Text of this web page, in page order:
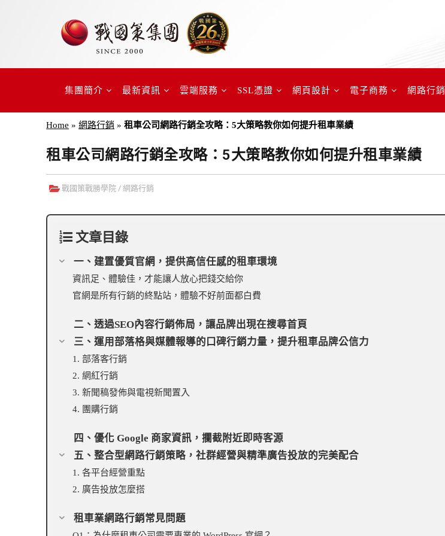
集團簡介 最新資訊 雲端服務 SSL憑證 網頁設計 電子商務 網路行銷
Home »網路行銷 »租車公司網路行銷全攻略：5大策略教你如何提升租車業績
租車公司網路行銷全攻略：5大策略教你如何提升租車業績
戰國策戰勝學院 /網路行銷
文章目錄
一、建置優質官網，提供高信任感的租車環境
資訊足、體驗佳，才能讓人放心把錢交給你
官網是所有行銷的終點站，體驗不好前面都白費
二、透過SEO內容行銷佈局，讓品牌出現在搜尋首頁
三、運用部落格與媒體報導的口碑行銷力量，提升租車品牌公信力
1. 部落客行銷
2. 網紅行銷
3. 新聞稿發佈與電視新聞置入
4. 團購行銷
四、優化 Google 商家資訊，攔截附近即時客源
五、整合型網路行銷策略，社群經營與精準廣告投放的完美配合
1. 各平台經營重點
2. 廣告投放怎麼搭
租車業網路行銷常見問題